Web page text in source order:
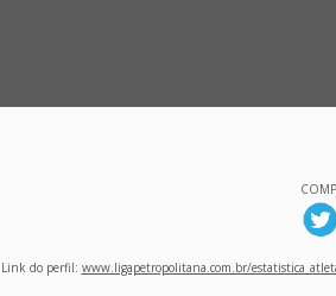
Link do perfil: www.ligapetropolitana.com.br/